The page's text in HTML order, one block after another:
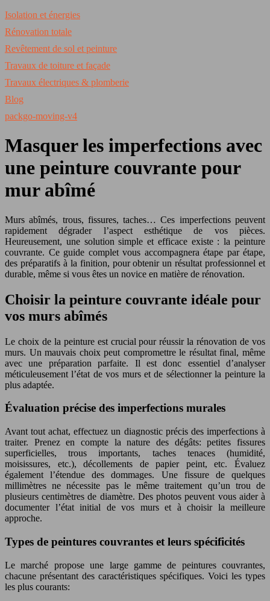
Isolation et énergies
Rénovation totale
Revêtement de sol et peinture
Travaux de toiture et façade
Travaux électriques & plomberie
Blog
packgo-moving-v4
Masquer les imperfections avec
une peinture couvrante pour
mur abîmé
Murs abîmés, trous, fissures, taches… Ces imperfections peuvent
rapidement dégrader l’aspect esthétique de vos pièces.
Heureusement, une solution simple et efficace existe : la peinture
couvrante. Ce guide complet vous accompagnera étape par étape,
des préparatifs à la finition, pour obtenir un résultat professionnel et
durable, même si vous êtes un novice en matière de rénovation.
Choisir la peinture couvrante idéale pour
vos murs abîmés
Le choix de la peinture est crucial pour réussir la rénovation de vos
murs. Un mauvais choix peut compromettre le résultat final, même
avec une préparation parfaite. Il est donc essentiel d’analyser
méticuleusement l’état de vos murs et de sélectionner la peinture la
plus adaptée.
Évaluation précise des imperfections murales
Avant tout achat, effectuez un diagnostic précis des imperfections à
traiter. Prenez en compte la nature des dégâts: petites fissures
superficielles, trous importants, taches tenaces (humidité,
moisissures, etc.), décollements de papier peint, etc. Évaluez
également l’étendue des dommages. Une fissure de quelques
millimètres ne nécessite pas le même traitement qu’un trou de
plusieurs centimètres de diamètre. Des photos peuvent vous aider à
documenter l’état initial de vos murs et à choisir la meilleure
approche.
Types de peintures couvrantes et leurs spécificités
Le marché propose une large gamme de peintures couvrantes,
chacune présentant des caractéristiques spécifiques. Voici les types
les plus courants: